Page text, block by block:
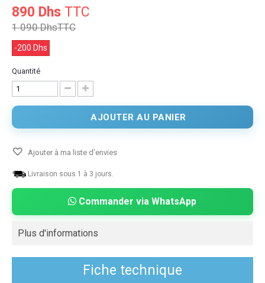
890 Dhs TTC
1 090 DhsTTC
-200 Dhs
Quantité
AJOUTER AU PANIER
Ajouter à ma liste d'envies
Livraison sous 1 à 3 jours.
Commander via WhatsApp
Plus d'informations
Fiche technique